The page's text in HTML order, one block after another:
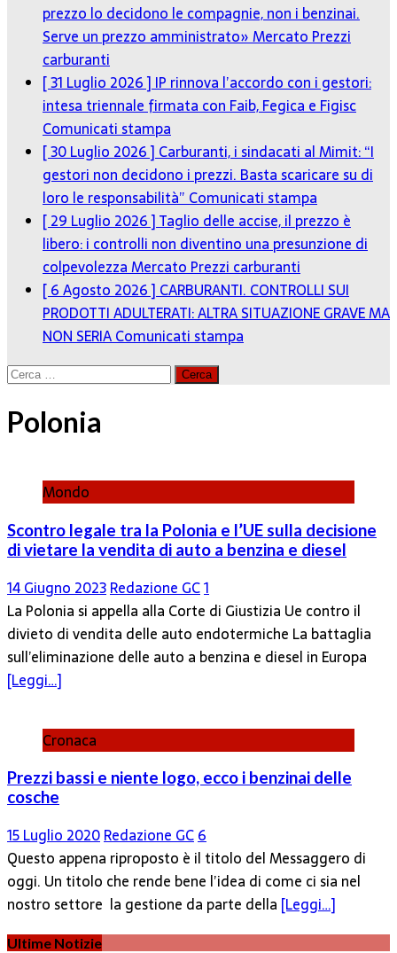
prezzo lo decidono le compagnie, non i benzinai.
Serve un prezzo amministrato»Mercato Prezzi
carburanti
[ 31 Luglio 2026 ]IP rinnova l’accordo con i gestori:
intesa triennale firmata con Faib, Fegica e Figisc
Comunicati stampa
[ 30 Luglio 2026 ]Carburanti, i sindacati al Mimit: “I
gestori non decidono i prezzi. Basta scaricare su di
loro le responsabilità”Comunicati stampa
[ 29 Luglio 2026 ]Taglio delle accise, il prezzo è
libero: i controlli non diventino una presunzione di
colpevolezzaMercato Prezzi carburanti
[ 6 Agosto 2026 ]CARBURANTI. CONTROLLI SUI
PRODOTTI ADULTERATI: ALTRA SITUAZIONE GRAVE MA
NON SERIAComunicati stampa
Ricerca
Polonia
Mondo
Scontro legale tra la Polonia e l’UE sulla decisione
di vietare la vendita di auto a benzina e diesel
14 Giugno 2023Redazione GC1
La Polonia si appella alla Corte di Giustizia Ue contro il
divieto di vendita delle auto endotermiche La battaglia
sull’eliminazione delle auto a benzina e diesel in Europa
[Leggi…]
Cronaca
Prezzi bassi e niente logo, ecco i benzinai delle
cosche
15 Luglio 2020Redazione GC6
Questo appena riproposto è il titolo del Messaggero di
oggi. Un titolo che rende bene l’idea di come ci sia nel
nostro settore la gestione da parte della [Leggi…]
Ultime Notizie